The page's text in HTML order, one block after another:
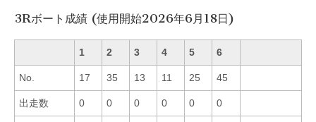
3Rボート成績 (使用開始2026年6月18日)
1 2 3 4 5 6
No. 17 35 13 11 25 45
出走数 0 0 0 0 0 0